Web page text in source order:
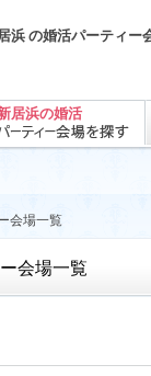
浜 の婚活パーティー
居浜の婚活
会場一覧
会場一覧